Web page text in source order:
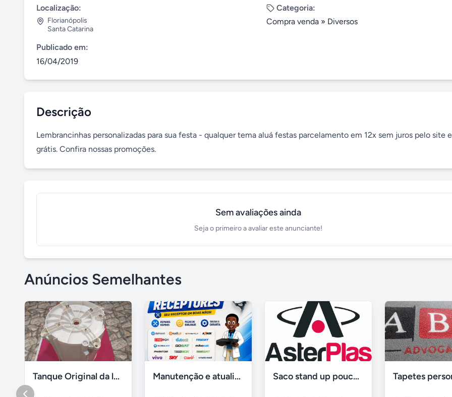
Localização:
Florianópolis
Santa Catarina
Categoria:
Compra venda » Diversos
Publicado em:
16/04/2019
Descrição
Lembrancinhas personalizadas para sua festa - qualquer tema aluá festas parcelamento em 12x sem juros pelo site
grátis. Confira nossas promoções.
Sem avaliações ainda
Seja o primeiro a avaliar este anunciante!
Anúncios Semelhantes
Tanque Original da lavadora de roupas Consul / Brastemp Manutenção e atualização em receptores em Salvador Ba Saco stand up pouch personalizados